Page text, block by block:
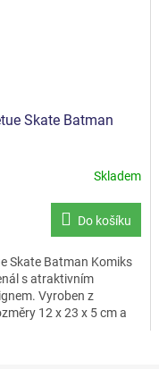
Skate Batman
Skladem
Do košíku
Skate Batman Komiks
s atraktivním
Vyroben z
12 x 23 x 5 cm a